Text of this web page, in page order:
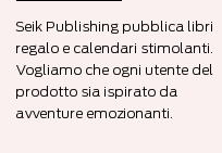
Seik Publishing pubblica libri
regalo e calendari stimolanti.
Vogliamo che ogni utente del
prodotto sia ispirato da
avventure emozionanti.